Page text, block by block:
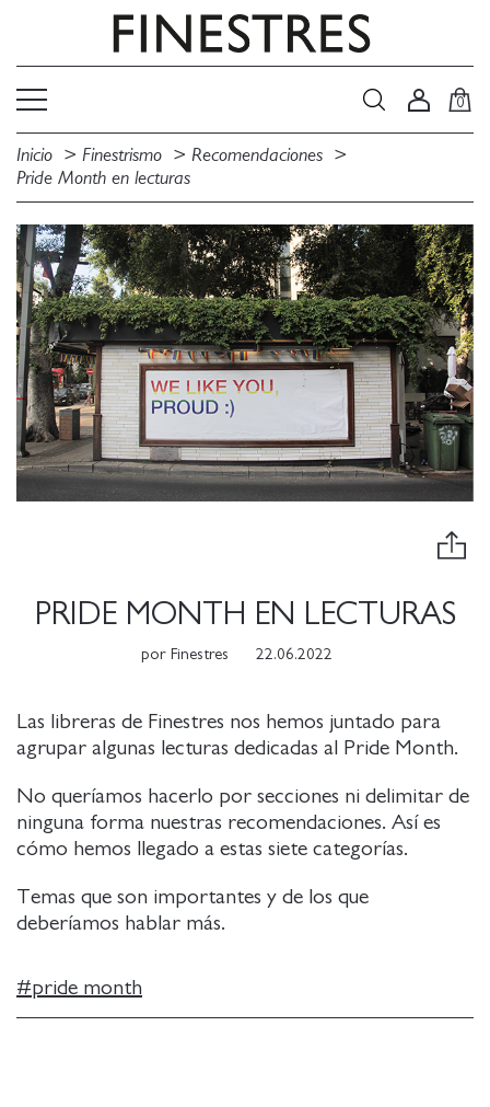
0
Inicio Finestrismo
Recomendaciones
Pride Month en lecturas
PRIDE MONTH EN LECTURAS
por Finestres 22.06.2022
Las libreras de Finestres nos hemos juntado para
agrupar algunas lecturas dedicadas al Pride Month.
No queríamos hacerlo por secciones ni delimitar de
ninguna forma nuestras recomendaciones. Así es
cómo hemos llegado a estas siete categorías.
Temas que son importantes y de los que
deberíamos hablar más.
#pride month